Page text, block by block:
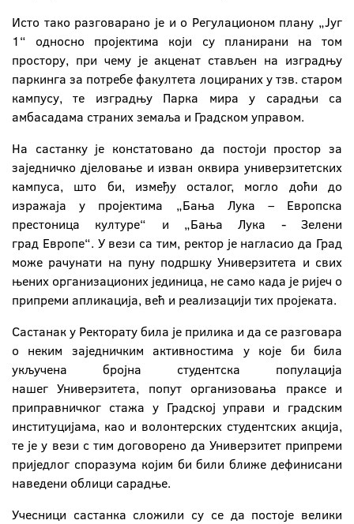
Исто тако разговарано је и о Регулационом плану „Југ
1“ односно пројектима који су планирани на том
простору, при чему је акценат стављен на изградњу
паркинга за потребе факултета лоцираних у тзв. старом
кампусу, те изградњу Парка мира у сарадњи са
амбасадама страних земаља и Градском управом.
На састанку је констатовано да постоји простор за
заједничко дјеловање и изван оквира универзитетских
кампуса, што би, између осталог, могло доћи до
изражаја у пројектима „Бања Лука – Европска
престоница културе“ и „Бања Лука - Зелени
град Европе“. У вези са тим, ректор је нагласио да Град
може рачунати на пуну подршку Универзитета и свих
њених организационих јединица, не само када је ријеч о
припреми апликација, већ и реализацији тих пројеката.
Састанак у Ректорату била је прилика и да се разговара
о неким заједничким активностима у које би била
укључена бројна студентска популација
нашег Универзитета, попут организовања праксе и
приправничког стажа у Градској управи и градским
институцијама, као и волонтерских студентских акција,
те је у вези с тим договорено да Универзитет припреми
приједлог споразума којим би били ближе дефинисани
наведени облици сарадње.
Учесници састанка сложили су се да постоје велики